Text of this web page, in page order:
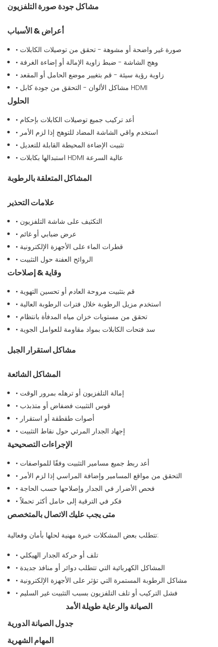
مشاكل جودة صورة التلفزيون
أعراض & الأسباب
• صورة غير واضحة أو مشوهة - تحقق من توصيلات الكابلات
• وهج الشاشة - ضبط زاوية الإمالة أو إضاءة الغرفة
• زاوية رؤية سيئة - قم بتغيير موضع الحامل أو المقعد
• مشاكل الألوان - التحقق من جودة كابل HDMI
الحلول
• أعد تركيب جميع توصيلات الكابلات بإحكام
• استخدم واقي الشاشة المضاد للتوهج إذا لزم الأمر
• تثبيت الإضاءة المحيطة القابلة للتعديل
• استبدالها بكابلات HDMI عالية السرعة
المشاكل المتعلقة بالرطوبة
علامات التحذير
• التكثيف على شاشة التلفزيون
• عرض ضبابي أو غائم
• قطرات الماء على الأجهزة الإلكترونية
• الروائح العفنة حول التثبيت
وقاية & إصلاحات
• قم بتثبيت مروحة العادم أو تحسين التهوية
• استخدم مزيل الرطوبة خلال فترات الرطوبة العالية
• تحقق من مستويات خزان مياه المدفأة بانتظام
• سد فتحات الكابلات بمواد مقاومة للعوامل الجوية
مشاكل استقرار الجبل
المشاكل الشائعة
• إمالة التلفزيون أو ترهله بمرور الوقت
• قوس التثبيت فضفاض أو متذبذب
• أصوات طقطقة أو استقرار
• إجهاد الجدار المرئي حول نقاط التثبيت
الإجراءات التصحيحية
• أعد ربط جميع مسامير التثبيت وفقًا للمواصفات
• التحقق من مواقع المسامير وإضافة المراسي إذا لزم الأمر
• فحص الأضرار في الجدار وإصلاحها حسب الحاجة
• فكر في الترقية إلى حامل أكثر تحملاً
متى يجب عليك الاتصال بالمتخصص
تتطلب بعض المشكلات خبرة مهنية لحلها بأمان وفعالية:
• تلف أو حركة الجدار الهيكلي
• المشاكل الكهربائية التي تتطلب دوائر أو منافذ جديدة
• مشاكل الرطوبة المستمرة التي تؤثر على الأجهزة الإلكترونية
• فشل التركيب أو تلف التلفزيون بسبب التثبيت غير السليم
الصيانة والرعاية طويلة الأمد
جدول الصيانة الدورية
المهام الشهرية